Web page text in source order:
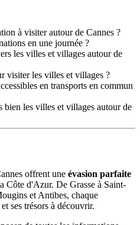
à visiter autour de Cannes ?
en une journée ?
les villes et villages autour de
visiter les villes et villages ?
en transports en commun
bien les villes et villages autour de
offrent une évasion parfaite
Côte d'Azur. De Grasse à Saint-
et Antibes, chaque
ses trésors à découvrir.